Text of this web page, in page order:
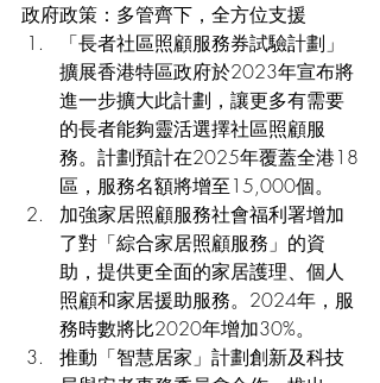
政府政策：多管齊下，全方位支援
「長者社區照顧服務券試驗計劃」
擴展香港特區政府於2023年宣布將
進一步擴大此計劃，讓更多有需要
的長者能夠靈活選擇社區照顧服
務。計劃預計在2025年覆蓋全港18
區，服務名額將增至15,000個。
加強家居照顧服務社會福利署增加
了對「綜合家居照顧服務」的資
助，提供更全面的家居護理、個人
照顧和家居援助服務。2024年，服
務時數將比2020年增加30%。
推動「智慧居家」計劃創新及科技